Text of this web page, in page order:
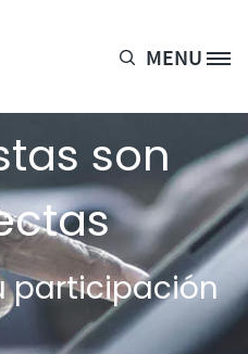
MENU
5
son
participación